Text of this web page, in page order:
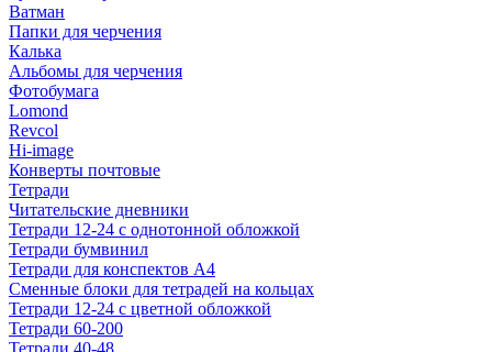
Ватман
Папки для черчения
Калька
Альбомы для черчения
Фотобумага
Lomond
Revcol
Hi-image
Конверты почтовые
Тетради
Читательские дневники
Тетради 12-24 с однотонной обложкой
Тетради бумвинил
Тетради для конспектов А4
Сменные блоки для тетрадей на кольцах
Тетради 12-24 с цветной обложкой
Тетради 60-200
Тетради 40-48